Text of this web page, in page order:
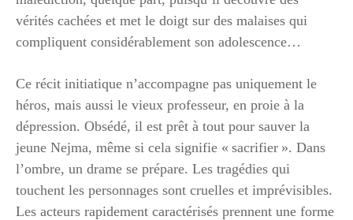
vérités cachées et met le doigt sur des malaises qui
compliquent considérablement son adolescence…
Ce récit initiatique n’accompagne pas uniquement le
héros, mais aussi le vieux professeur, en proie à la
dépression. Obsédé, il est prêt à tout pour sauver la
jeune Nejma, même si cela signifie « sacrifier ». Dans
l’ombre, un drame se prépare. Les tragédies qui
touchent les personnages sont cruelles et imprévisibles.
Les acteurs rapidement caractérisés prennent une forme